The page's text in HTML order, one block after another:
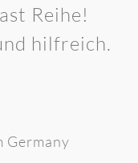
Reihe!
hilfreich.
Germany